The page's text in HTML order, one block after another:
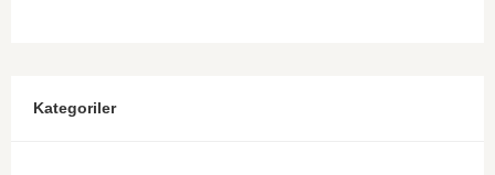
Kategoriler